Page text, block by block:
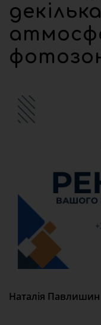
декілька
Наталія Павлишин